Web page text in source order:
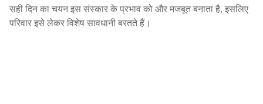
सही दिन का चयन इस संस्कार के प्रभाव को और मजबूत बनाता है, इसलिए
परिवार इसे लेकर विशेष सावधानी बरतते हैं।